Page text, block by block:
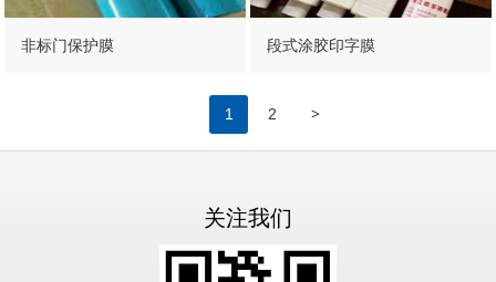
非标门保护膜 段式涂胶印字膜
1 2 >
关注我们